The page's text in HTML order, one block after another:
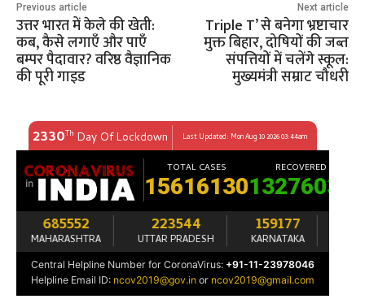
Previous article
उत्तर भारत में केले की खेती:
कब, कैसे लगाएँ और पाएँ
बम्पर पैदावार? वरिष्ठ वैज्ञानिक
की पूरी गाइड
Next article
Triple T’ से बनेगा भ्रष्टाचार
मुक्त बिहार, दोषियों की जब्त
संपत्तियों में चलेंगे स्कूल:
मुख्यमंत्री सम्राट चौधरी